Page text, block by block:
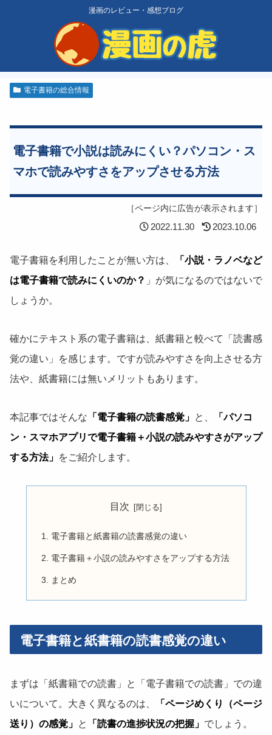
漫画のレビュー・感想ブログ
電子書籍の総合情報
電子書籍で小説は読みにくい？パソコン・ス
マホで読みやすさをアップさせる方法
［ページ内に広告が表示されます］
2022.11.30 2023.10.06
電子書籍を利用したことが無い方は、
「小説・ラノベなど
は電子書籍で読みにくいのか？ 」が気になるのではないで
しょうか。
確かにテキスト系の電子書籍は、紙書籍と較べて「読書感
覚の違い」を感じます。ですが読みやすさを向上させる方
法や、紙書籍には無いメリットもあります。
本記事ではそんな 「電子書籍の読書感覚」 と、
「パソコ
ン・スマホアプリで電子書籍＋小説の読みやすさがアップ
する方法」 をご紹介します。
目次
電子書籍と紙書籍の読書感覚の違い
電子書籍＋小説の読みやすさをアップする方法
まとめ
電子書籍と紙書籍の読書感覚の違い
まずは「紙書籍での読書」と「電子書籍での読書」での違
いについて。大きく異なるのは、
「ページめくり（ページ
送り）の感覚」 と 「読書の進捗状況の把握」 でしょう。